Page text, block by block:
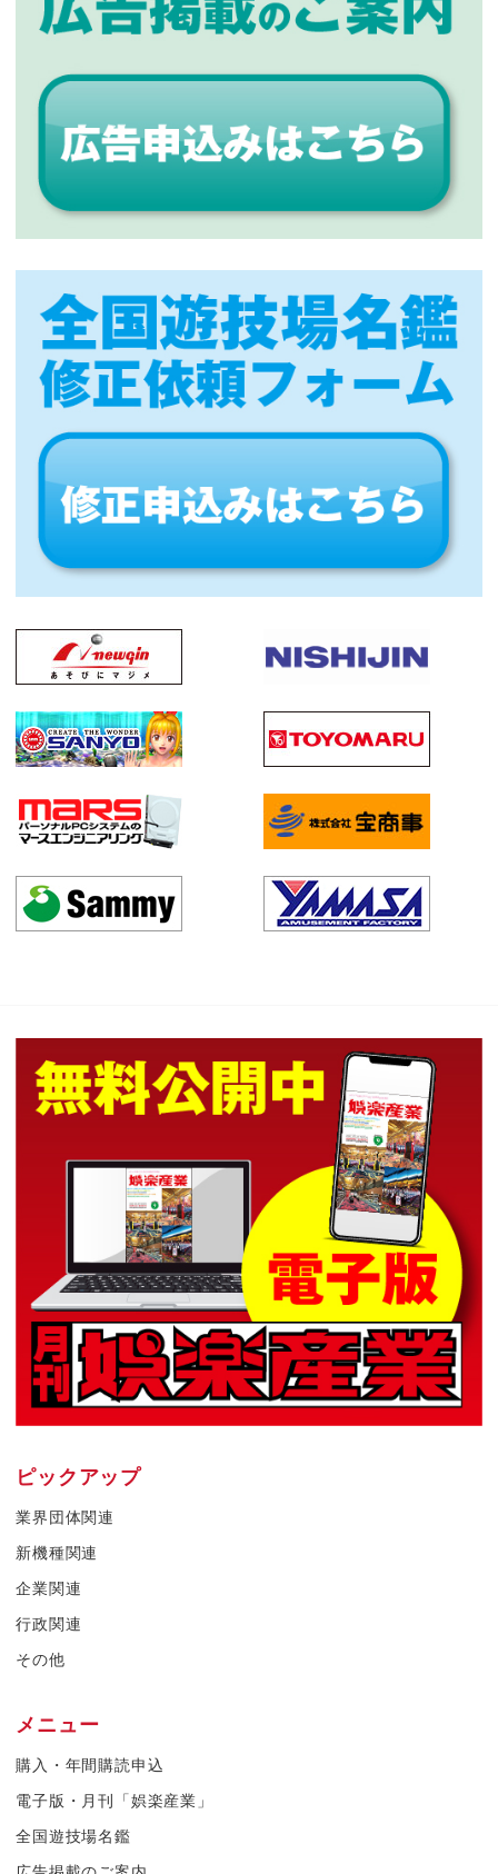
ピックアップ
業界団体関連
新機種関連
企業関連
行政関連
その他
メニュー
購入・年間購読申込
電子版・月刊「娯楽産業」
全国遊技場名鑑